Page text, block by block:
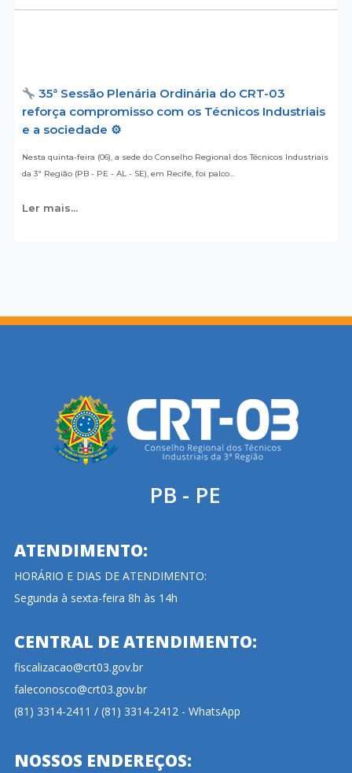
35ª Sessão Plenária Ordinária do CRT-03
reforça compromisso com os Técnicos Industriais
e a sociedade ⚙
Nesta quinta-feira (06), a sede do Conselho Regional dos Técnicos Industriais
da 3ª Região (PB - PE - AL - SE), em Recife, foi palco…
Ler mais...
PB - PE
ATENDIMENTO:
HORÁRIO E DIAS DE ATENDIMENTO:
Segunda à sexta-feira 8h às 14h
CENTRAL DE ATENDIMENTO:
fiscalizacao@crt03.gov.br
faleconosco@crt03.gov.br
(81) 3314-2411 / (81) 3314-2412 - WhatsApp
NOSSOS ENDEREÇOS: